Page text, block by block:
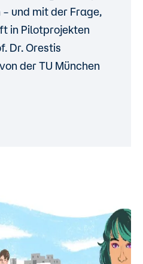
und mit der Frage,
in Pilotprojekten
Dr. Orestis
von der TU München